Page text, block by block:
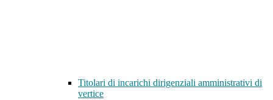
Titolari di incarichi dirigenziali amministrativi di
vertice